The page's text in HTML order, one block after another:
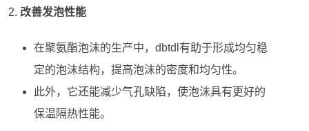
改善发泡性能
在聚氨酯泡沫的生产中，dbtdl有助于形成均匀稳
定的泡沫结构，提高泡沫的密度和均匀性。
此外，它还能减少气孔缺陷，使泡沫具有更好的
保温隔热性能。